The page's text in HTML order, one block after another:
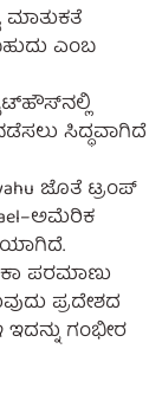
ಮಾತುಕತೆ
ಎಂಬ
ಸಿದ್ಧವಾಗಿದೆ
ಜೊತೆ ಟ್ರಂಪ್
ಪರಮಾಣು
ಪ್ರದೇಶದ
ಗಂಭೀರ